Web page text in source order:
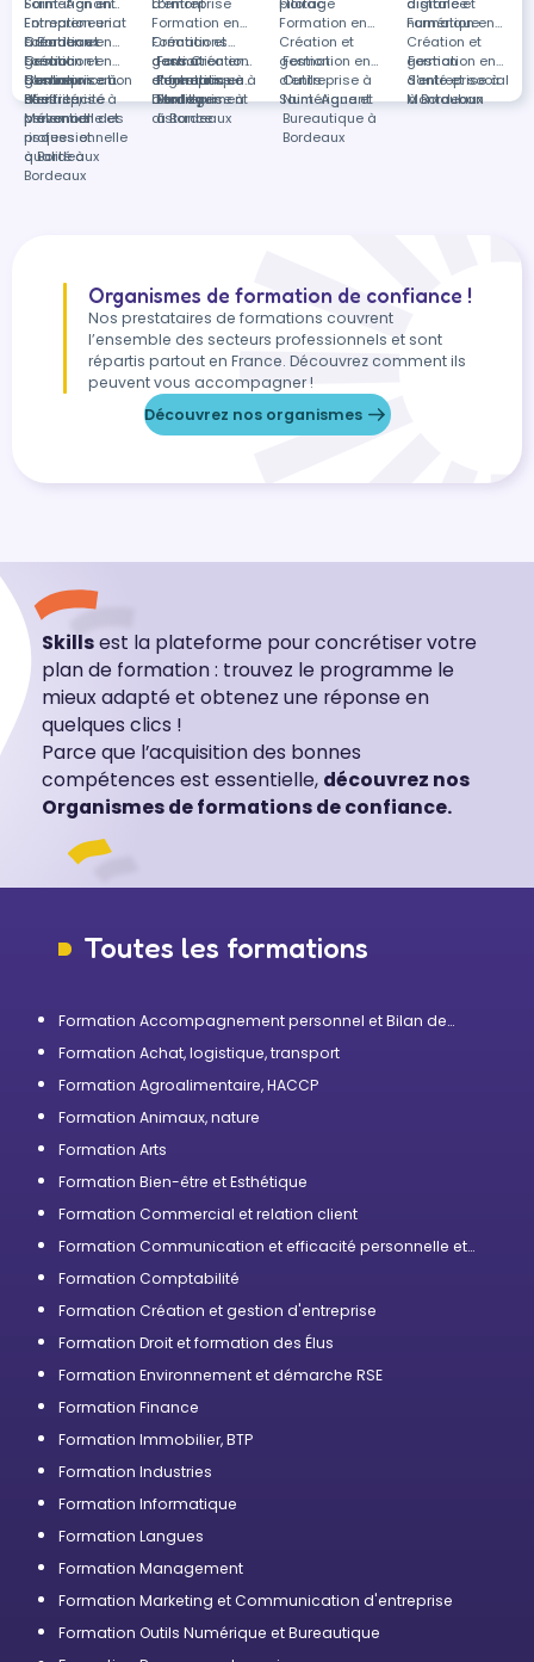
numérique
Entrepreneuriat
à Bordeaux
Formation en
Création et
gestion
d'entreprise à
Paris
Formation en
Création et
gestion
d'entreprise à
Dardilly
Formation en
Création et
gestion
d'entreprise à
Saint-Agnant
Formation en
Création et
gestion
d'entreprise à
Montauban
Formation en
Création et
gestion
d'entreprise à
Malemort
Formations
dans Création
et gestion
d'entreprise à
distance
Formation en
Communication
et efficacité
personnelle et
professionnelle
à Bordeaux
Formation en
Informatique à
Bordeaux
Formation en
Outils
Numérique et
Bureautique à
Bordeaux
Formation en
Santé et social
à Bordeaux
Formation en
Sécurité,
prévention des
risques et
qualité à
Bordeaux
Formation en
Management
à Bordeaux
Organismes de formation de confiance !
Nos prestataires de formations couvrent
l’ensemble des secteurs professionnels et sont
répartis partout en France. Découvrez comment ils
peuvent vous accompagner !
Découvrez nos organismes
Skillsest la plateforme pour concrétiser votre
plan de formation : trouvez le programme le
mieux adapté et obtenez une réponse en
quelques clics !
Parce que l’acquisition des bonnes
compétences est essentielle, découvrez nos
Organismes de formations de confiance.
Toutes les formations
Formation Accompagnement personnel et Bilan de
Formation Achat, logistique, transport
Formation Agroalimentaire, HACCP
Formation Animaux, nature
Formation Arts
Formation Bien-être et Esthétique
Formation Commercial et relation client
Formation Communication et efficacité personnelle et
Formation Comptabilité
Formation Création et gestion d'entreprise
Formation Droit et formation des Élus
Formation Environnement et démarche RSE
Formation Finance
Formation Immobilier, BTP
Formation Industries
Formation Informatique
Formation Langues
Formation Management
Formation Marketing et Communication d'entreprise
Formation Outils Numérique et Bureautique